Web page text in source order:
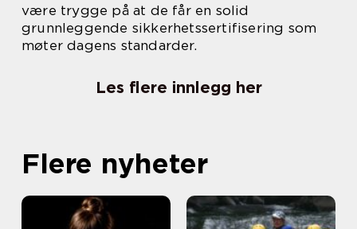
være trygge på at de får en solid
grunnleggende sikkerhetssertifisering som
møter dagens standarder.
Les flere innlegg her
Flere nyheter